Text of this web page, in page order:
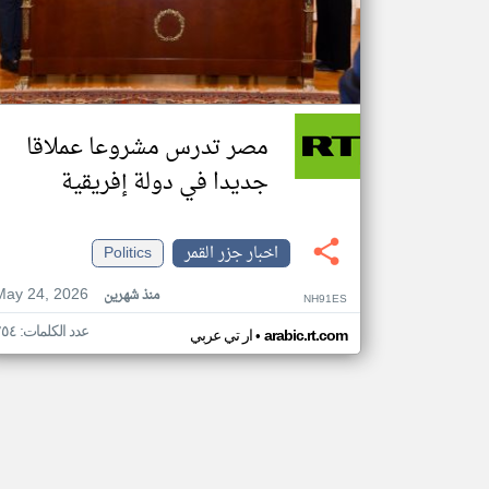
مصر تدرس مشروعا عملاقا
جديدا في دولة إفريقية
اخبار جزر القمر
Politics
24, 2026
منذ شهرين NH91ES
ار تي عربي• arabic.rt.com عدد الكلمات: ٢٥٤